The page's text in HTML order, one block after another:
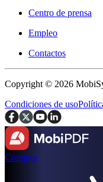
Centro de prensa
Empleo
Contactos
Copyright © 2026
Condiciones de uso
Comprar